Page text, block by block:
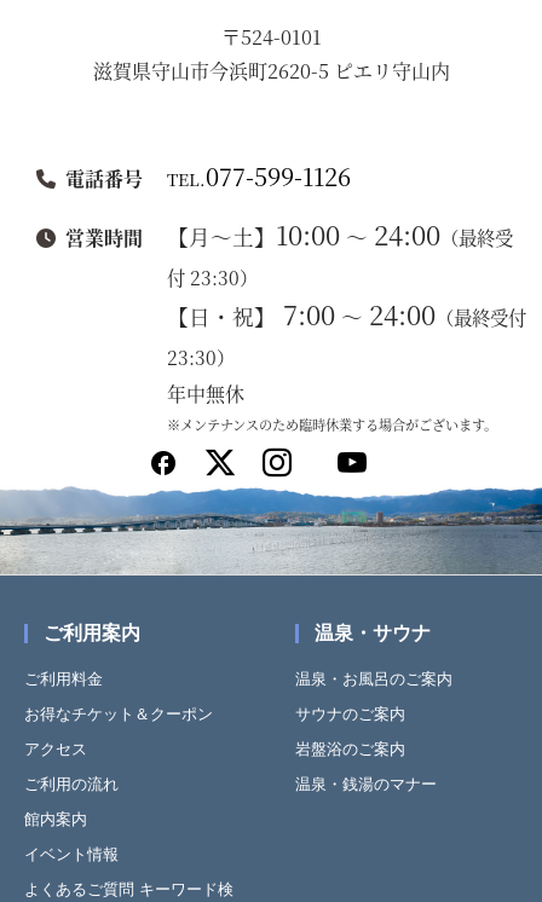
〒524-0101
滋賀県守山市今浜町2620-5 ピエリ守山内
電話番号 TEL.077-599-1126
営業時間 【月～土】 10:00～ 24:00（最終受
付 23:30）
【日・祝】 7:00～ 24:00（最終受付
23:30）
年中無休
※メンテナンスのため臨時休業する場合がございます。
ご利用案内
ご利用料金
お得なチケット＆クーポン
アクセス
ご利用の流れ
館内案内
イベント情報
よくあるご質問 キーワード検
温泉・サウナ
温泉・お風呂のご案内
サウナのご案内
岩盤浴のご案内
温泉・銭湯のマナー